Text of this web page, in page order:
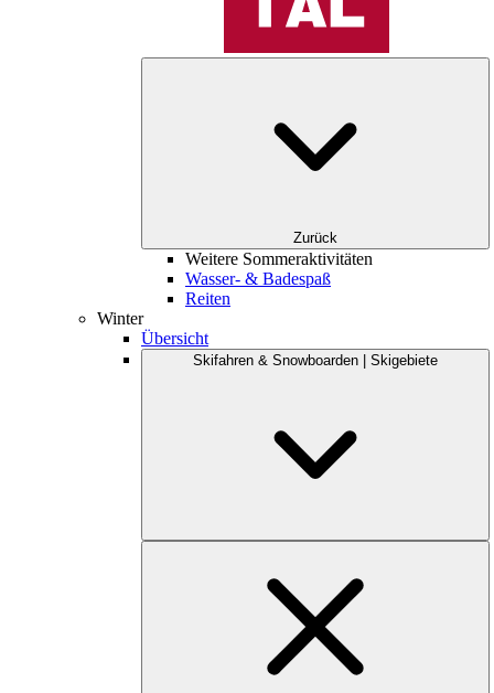
Zurück
Weitere Sommeraktivitäten
Wasser- & Badespaß
Reiten
Winter
Übersicht
Skifahren & Snowboarden | Skigebiete